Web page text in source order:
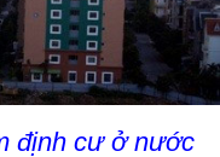
định cư ở nước